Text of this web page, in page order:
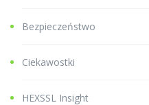
Bezpieczeństwo
Ciekawostki
HEXSSL Insight